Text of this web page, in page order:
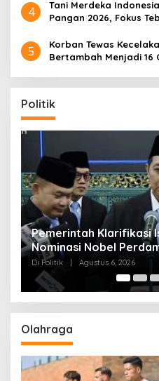
4
Tani Merdeka
Pangan 2026, Fokus
5
Korban Tewas
Bertambah Menjadi 16
Politik
Muktamar NU ke-35 di
Siagakan 3 Posko
Di Politik Agustus 6, 2026
Olahraga